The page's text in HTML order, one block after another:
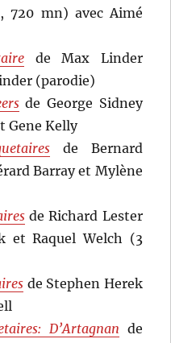
720 mn) avec Aimé
de Max Linder
(parodie)
de George Sidney
Gene Kelly
de Bernard
Barray et Mylène
de Richard Lester
et Raquel Welch (3
de Stephen Herek
D’Artagnan de